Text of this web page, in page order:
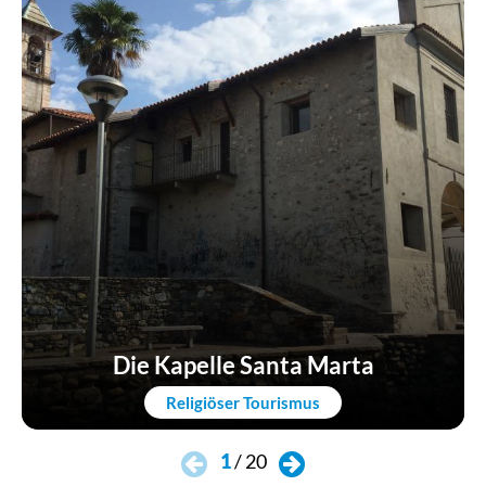
Religiöser Tourismus
Die Kapelle Santa Marta
1/20